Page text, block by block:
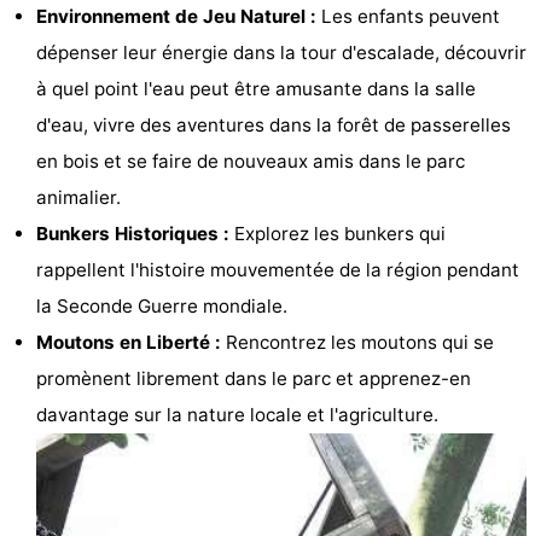
Bad
Zwinhoeve
Hôtels
Last
minutes
Plages
Voir
et
faire
Lieux
d'intérêt
Musées
-
Monuments
Moulins
Points
Attractions
Environnement de Jeu Naturel : Les enfants peuvent
dépenser leur énergie dans la tour d'escalade, découvrir
à quel point l'eau peut être amusante dans la salle
d'eau, vivre des aventures dans la forêt de passerelles
en bois et se faire de nouveaux amis dans le parc
animalier.
Bunkers Historiques : Explorez les bunkers qui
rappellent l'histoire mouvementée de la région pendant
la Seconde Guerre mondiale.
Moutons en Liberté : Rencontrez les moutons qui se
promènent librement dans le parc et apprenez-en
davantage sur la nature locale et l'agriculture.